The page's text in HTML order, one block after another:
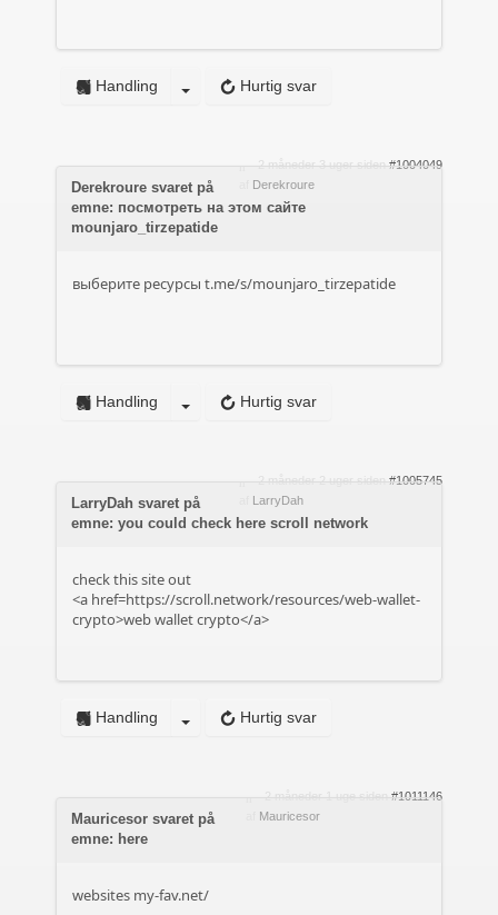
Hurtig svar
Handling
2 måneder 3 uger siden #1004049
Derekroure
Derekroure svaret på
emne: посмотреть на этом сайте
mounjaro_tirzepatide
выберите ресурсы t.me/s/mounjaro_tirzepatide
Hurtig svar
Handling
2 måneder 2 uger siden #1005745
LarryDah
LarryDah svaret på
emne: you could check here scroll network
check this site out
<a href=https://scroll.network/resources/web-wallet-
crypto>web wallet crypto</a>
Hurtig svar
Handling
2 måneder 1 uge siden
#1011146
Mauricesor
Mauricesor svaret på
emne: here
websites my-fav.net/